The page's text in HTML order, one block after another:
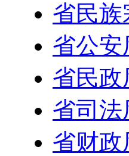
省民
省公安
省民政
省司法
省财政